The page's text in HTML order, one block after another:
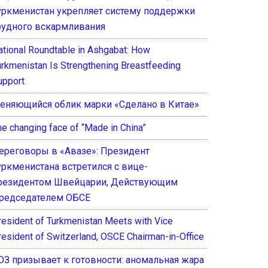
укрепляет систему поддержки
вскармливания
Roundtable in Ashgabat: How
Is Strengthening Breastfeeding
облик марки «Сделано в Китае»
changing face of “Made in China”
в «Авазе»: Президент
встретился с вице-
Швейцарии, Действующим
ОБСЕ
of Turkmenistan Meets with Vice
of Switzerland, OSCE Chairman-in-Office
призывает к готовности: аномальная жара